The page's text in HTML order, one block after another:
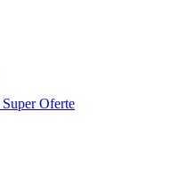
Super Oferte